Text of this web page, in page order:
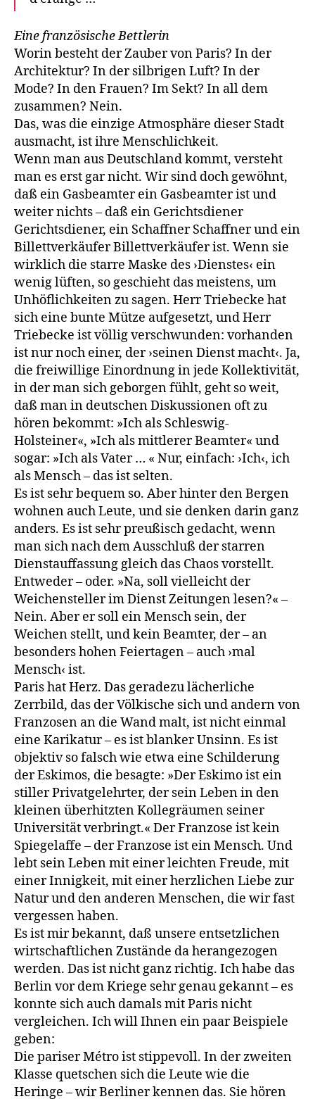
Eine französische Bettlerin
Worin besteht der Zauber von Paris? In der
Architektur? In der silbrigen Luft? In der
Mode? In den Frauen? Im Sekt? In all dem
zusammen? Nein.
Das, was die einzige Atmosphäre dieser Stadt
ausmacht, ist ihre Menschlichkeit.
Wenn man aus Deutschland kommt, versteht
man es erst gar nicht. Wir sind doch gewöhnt,
daß ein Gasbeamter ein Gasbeamter ist und
weiter nichts – daß ein Gerichtsdiener
Gerichtsdiener, ein Schaffner Schaffner und ein
Billettverkäufer Billettverkäufer ist. Wenn sie
wirklich die starre Maske des ›Dienstes‹ ein
wenig lüften, so geschieht das meistens, um
Unhöflichkeiten zu sagen. Herr Triebecke hat
sich eine bunte Mütze aufgesetzt, und Herr
Triebecke ist völlig verschwunden: vorhanden
ist nur noch einer, der ›seinen Dienst macht‹. Ja,
die freiwillige Einordnung in jede Kollektivität,
in der man sich geborgen fühlt, geht so weit,
daß man in deutschen Diskussionen oft zu
hören bekommt: »Ich als Schleswig-
Holsteiner«, »Ich als mittlerer Beamter« und
sogar: »Ich als Vater … « Nur, einfach: ›Ich‹, ich
als Mensch – das ist selten.
Es ist sehr bequem so. Aber hinter den Bergen
wohnen auch Leute, und sie denken darin ganz
anders. Es ist sehr preußisch gedacht, wenn
man sich nach dem Ausschluß der starren
Dienstauffassung gleich das Chaos vorstellt.
Entweder – oder. »Na, soll vielleicht der
Weichensteller im Dienst Zeitungen lesen?« –
Nein. Aber er soll ein Mensch sein, der
Weichen stellt, und kein Beamter, der – an
besonders hohen Feiertagen – auch ›mal
Mensch‹ ist.
Paris hat Herz. Das geradezu lächerliche
Zerrbild, das der Völkische sich und andern von
Franzosen an die Wand malt, ist nicht einmal
eine Karikatur – es ist blanker Unsinn. Es ist
objektiv so falsch wie etwa eine Schilderung
der Eskimos, die besagte: »Der Eskimo ist ein
stiller Privatgelehrter, der sein Leben in den
kleinen überhitzten Kollegräumen seiner
Universität verbringt.« Der Franzose ist kein
Spiegelaffe – der Franzose ist ein Mensch. Und
lebt sein Leben mit einer leichten Freude, mit
einer Innigkeit, mit einer herzlichen Liebe zur
Natur und den anderen Menschen, die wir fast
vergessen haben.
Es ist mir bekannt, daß unsere entsetzlichen
wirtschaftlichen Zustände da herangezogen
werden. Das ist nicht ganz richtig. Ich habe das
Berlin vor dem Kriege sehr genau gekannt – es
konnte sich auch damals mit Paris nicht
vergleichen. Ich will Ihnen ein paar Beispiele
geben:
Die pariser Métro ist stippevoll. In der zweiten
Klasse quetschen sich die Leute wie die
Heringe – wir Berliner kennen das. Sie hören